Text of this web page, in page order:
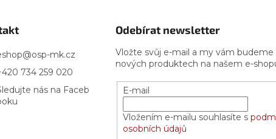
@osp-mk.cz
734 259 020
nás na Faceb
Odebírat newsletter
Vložte svůj e-mail a my vám budeme
nových produktech na našem e-
E-mail
Vložením e-mailu souhlasíte s
osobních údajů